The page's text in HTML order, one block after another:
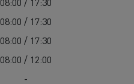
Pentru livrare
08:00 / 17:30
08:00 / 17:30
08:00 / 12:00
-